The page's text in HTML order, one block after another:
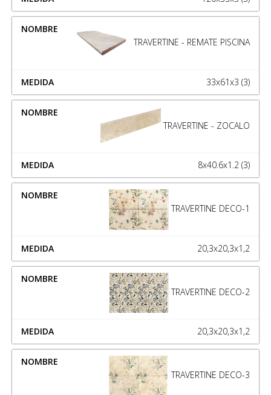
TRAVERTINE - REMATE PISCINA
33x61x3 (3)
TRAVERTINE - ZOCALO
8x40.6x1.2 (3)
TRAVERTINE DECO-1
20,3x20,3x1,2
TRAVERTINE DECO-2
20,3x20,3x1,2
TRAVERTINE DECO-3